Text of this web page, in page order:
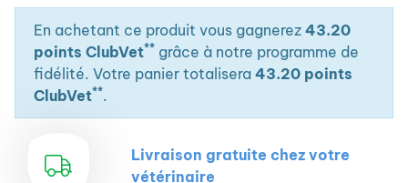
En achetant ce produit vous gagnerez 43.20
points ClubVet** grâce à notre programme de
fidélité. Votre panier totalisera 43.20 points
ClubVet**.
Livraison gratuite chez votre
vétérinaire